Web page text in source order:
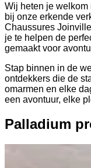
Wij heten je
bij onze erkende
Chaussures
je te helpen de
gemaakt voor
Stap binnen in de
ontdekkers die de
omarmen en elke
een avontuur, elke
Palladium